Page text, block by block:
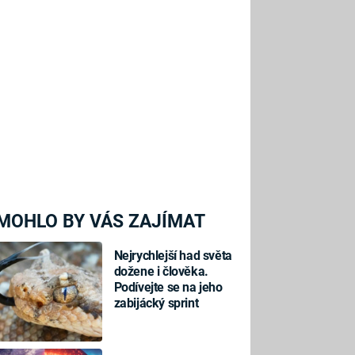
BY VÁS ZAJÍMAT
Nejrychlejší had světa
dožene i člověka.
Podívejte se na jeho
zabijácký sprint